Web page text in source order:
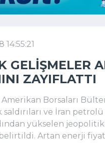
GELIŞMELER
ZAYIFLATTI
Amerikan Borsaları
ve İran
yükselen
belirtildi. Artan enerji